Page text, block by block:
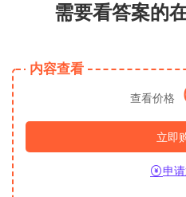
需要看答案的
内容查看
查看价格
立即
申